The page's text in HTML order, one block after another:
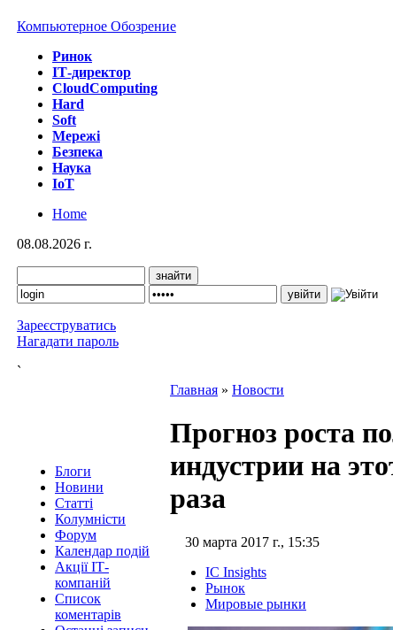
Компьютерное Обозрение
Ринок
IТ-директор
CloudComputing
Hard
Soft
Мережі
Безпека
Наука
IoT
Home
08.08.2026 г.
Зареєструватись
Нагадати пароль
`
Блоги
Новини
Статті
Колумністи
Форум
Календар подій
Акції ІТ-
компаній
Список
коментарів
Главная » Новости
Прогноз роста
индустрии на
раза
30 марта 2017 г., 15:35
IC Insights
Рынок
Мировые рынки